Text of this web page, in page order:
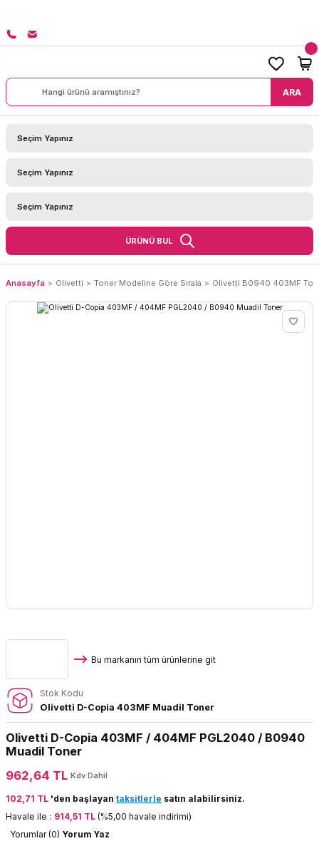
ARA
ÜRÜNÜ BUL
Anasayfa Olivetti Toner Modeline Göre Sırala Olivetti B0940 403MF
Bu markanın tüm ürünlerine git
Stok Kodu
Olivetti D-Copia 403MF Muadil Toner
Olivetti D-Copia 403MF / 404MF PGL2040 / B0940
Muadil Toner
962,64 TL Kdv Dahil
102,71 TL 'den başlayan taksitlerle satın alabilirsiniz.
Havale ile : 914,51 TL (%5,00 havale indirimi)
Yorumlar (0) Yorum Yaz